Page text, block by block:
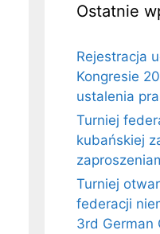
Ostatnie
Rejestracja
Kongresie
ustalenia
Turniej
kubańskiej
Turniej
federacji
3rd German